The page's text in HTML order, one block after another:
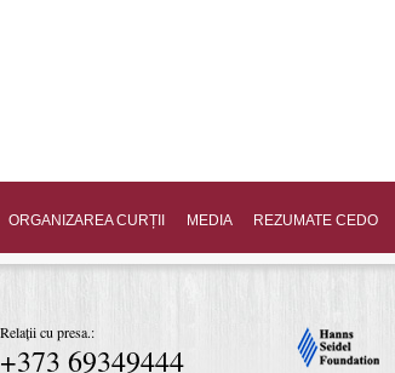
ORGANIZAREA CURȚII MEDIA REZUMATE CEDO
Relații cu presa.:
+373 69349444